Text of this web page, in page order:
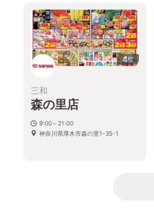
4枚
三和
森の里店
9:00～21:00
神奈川県厚木市森の里1-35-1